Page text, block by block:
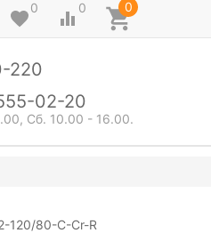
0 0 0
220
02-20
Сб. 10.00 - 16.00.
120/80-C-Cr-R